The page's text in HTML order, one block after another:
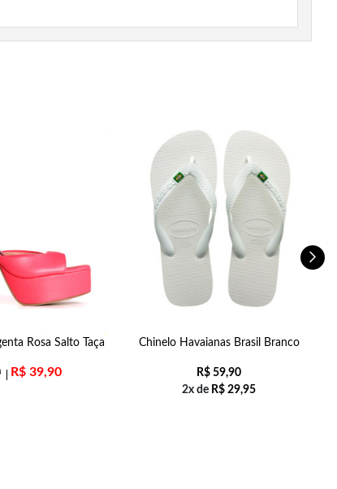
Rosa Salto Taça
R$ 39,90
Chinelo Havaianas Brasil Branco
R$ 59,90
2x de R$ 29,95